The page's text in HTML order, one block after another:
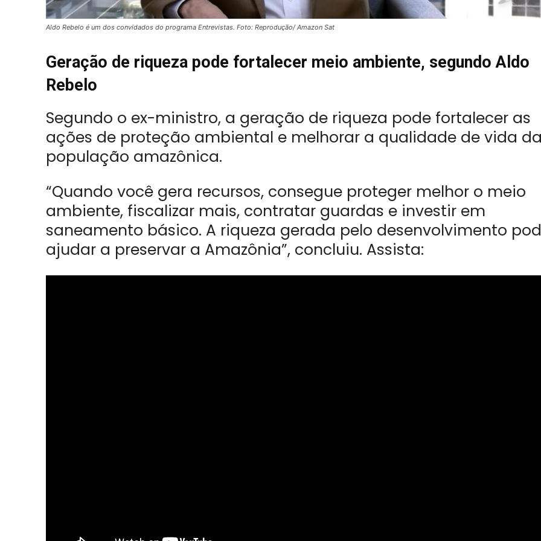
Aldo Rebelo é um dos convidados do programa Entrevistas. Foto: Reprodução/ Amazon Sat
Geração de riqueza pode fortalecer meio ambiente, segundo Aldo
Rebelo
Segundo o ex-ministro, a geração de riqueza pode fortalecer as
ações de proteção ambiental e melhorar a qualidade de vida
população amazônica.
“Quando você gera recursos, consegue proteger melhor o meio
ambiente, fiscalizar mais, contratar guardas e investir em
saneamento básico. A riqueza gerada pelo desenvolvimento
ajudar a preservar a Amazônia”, concluiu. Assista: